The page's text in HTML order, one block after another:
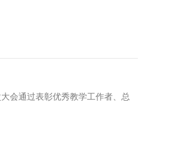
会通过表彰优秀教学工作者、总